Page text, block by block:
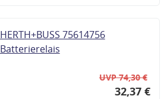
HERTH+BUSS 75614756
Batterierelais
UVP 74,30 €
32,37 €